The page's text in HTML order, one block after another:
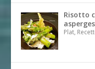
Risotto
Plat,